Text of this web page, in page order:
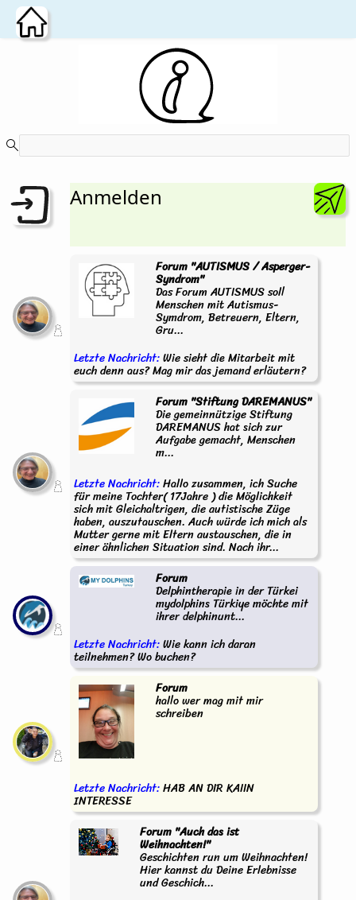
Zum Hauptinhalt wechseln
Anmelden
Forum "AUTISMUS / Asperger-
Syndrom"
Das Forum AUTISMUS soll
Menschen mit Autismus-
Symdrom, Betreuern, Eltern,
Gru...
Letzte Nachricht:Wie sieht die Mitarbeit mit
euch denn aus? Mag mir das jemand erläutern?
Forum "Stiftung DAREMANUS"
Die gemeinnützige Stiftung
DAREMANUS hat sich zur
Aufgabe gemacht, Menschen
m...
Letzte Nachricht:Hallo zusammen, ich Suche
für meine Tochter( 17Jahre ) die Möglichkeit
sich mit Gleichaltrigen, die autistische Züge
haben, auszutauschen. Auch würde ich mich als
Mutter gerne mit Eltern austauschen, die in
einer ähnlichen Situation sind. Nach ihr...
Forum
Delphintherapie in der Türkei
mydolphins Türkiye möchte mit
ihrer delphinunt...
Letzte Nachricht:Wie kann ich daran
teilnehmen? Wo buchen?
Forum
hallo wer mag mit mir
schreiben
Letzte Nachricht:HAB AN DIR KAIIN
INTERESSE
Forum "Auch das ist
Weihnachten!"
Geschichten run um Weihnachten!
Hier kannst du Deine Erlebnisse
und Geschich...